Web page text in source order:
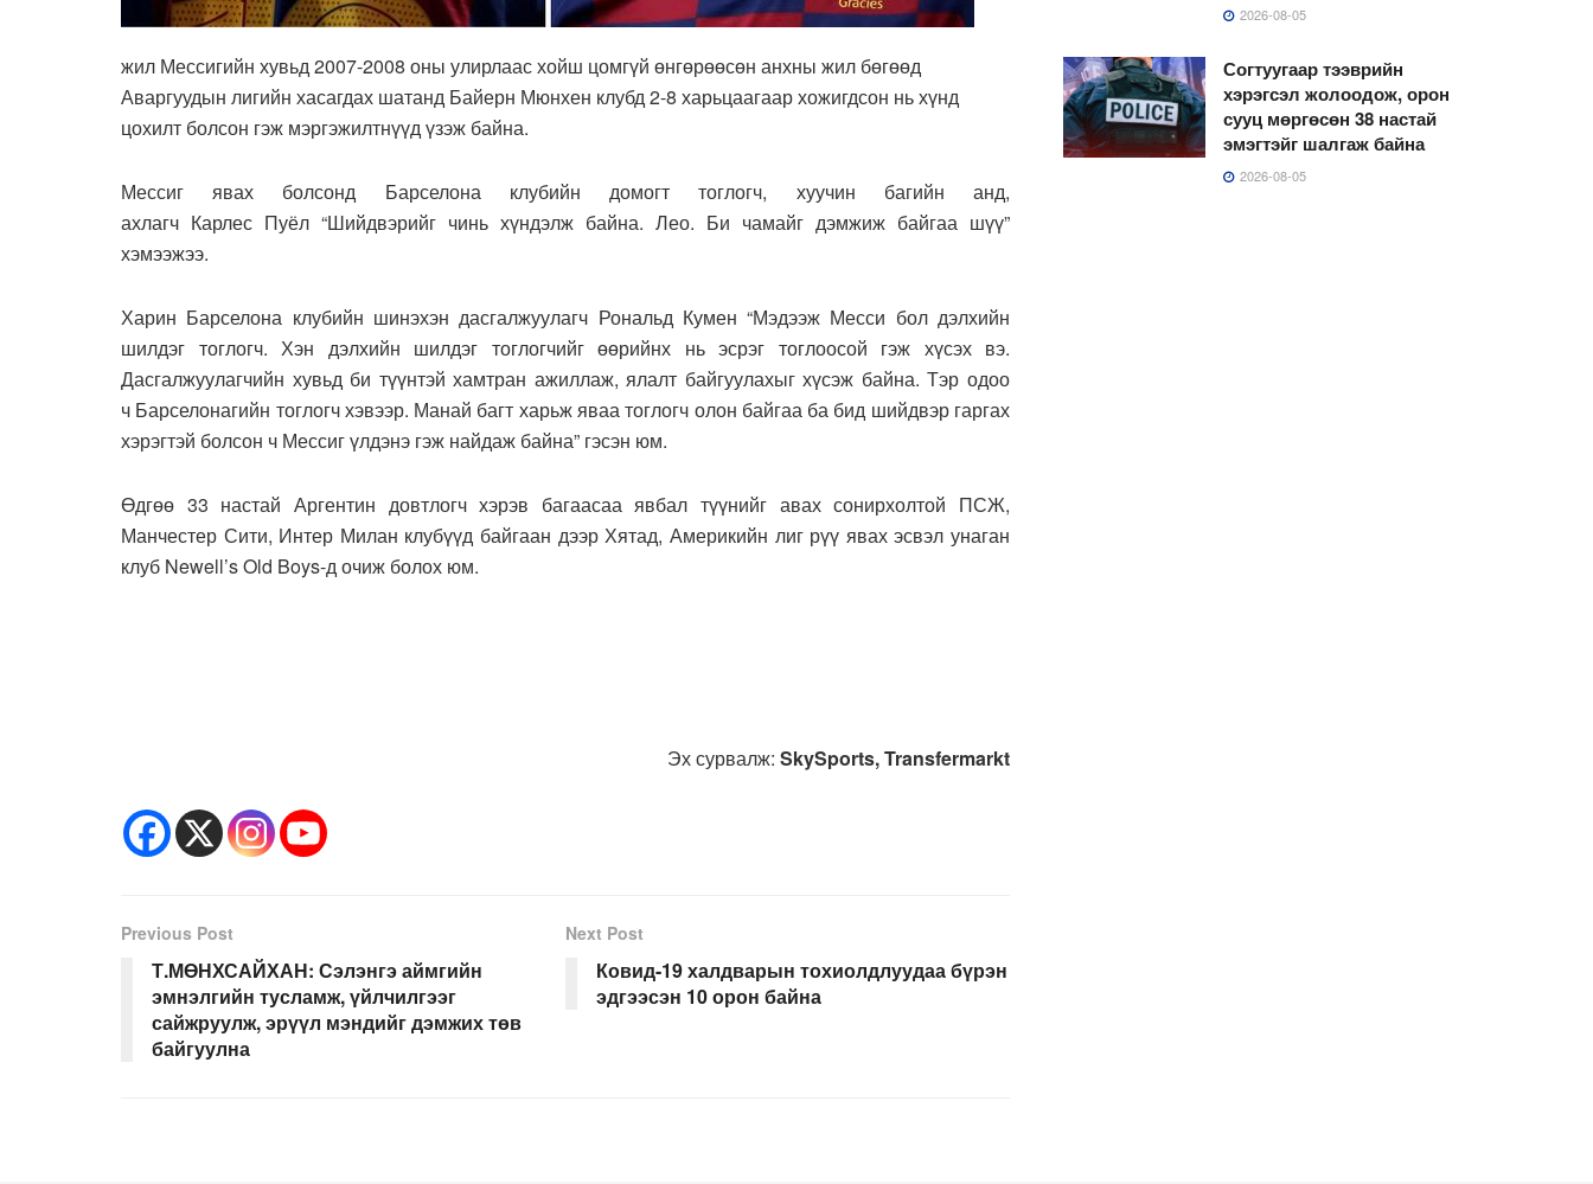
жил Мессигийн хувьд 2007-2008 оны улирлаас хойш цомгүй өнгөрөөсөн анхны жил бөгөөд
Аваргуудын лигийн хасагдах шатанд Байерн Мюнхен клубд 2-8 харьцаагаар хожигдсон нь хүнд
цохилт болсон гэж мэргэжилтнүүд үзэж байна.
Мессиг явах болсонд Барселона клубийн домогт тоглогч, хуучин багийн анд,
ахлагч Карлес Пуёл “Шийдвэрийг чинь хүндэлж байна. Лео. Би чамайг дэмжиж байгаа шүү”
хэмээжээ.
Харин Барселона клубийн шинэхэн дасгалжуулагч Рональд Кумен “Мэдээж Месси бол дэлхийн
шилдэг тоглогч. Хэн дэлхийн шилдэг тоглогчийг өөрийнх нь эсрэг тоглоосой гэж хүсэх вэ.
Дасгалжуулагчийн хувьд би түүнтэй хамтран ажиллаж, ялалт байгуулахыг хүсэж байна. Тэр одоо
ч Барселонагийн тоглогч хэвээр. Манай багт харьж яваа тоглогч олон байгаа ба бид шийдвэр гаргах
хэрэгтэй болсон ч Мессиг үлдэнэ гэж найдаж байна” гэсэн юм.
Өдгөө 33 настай Аргентин довтлогч хэрэв багаасаа явбал түүнийг авах сонирхолтой ПСЖ,
Манчестер Сити, Интер Милан клубүүд байгаан дээр Хятад, Америкийн лиг рүү явах эсвэл унаган
клуб Newell’s Old Boys-д очиж болох юм.
Эх сурвалж: SkySports, Transfermarkt
Previous Post
Т.МӨНХСАЙХАН: Сэлэнгэ аймгийн
эмнэлгийн тусламж, үйлчилгээг
сайжруулж, эрүүл мэндийг дэмжих төв
байгуулна
Next Post
Ковид-19 халдварын тохиолдлуудаа бүрэн
эдгээсэн 10 орон байна
2026-08-05
Согтуугаар тээврийн
хэрэгсэл жолоодож, орон
сууц мөргөсөн 38 настай
эмэгтэйг шалгаж байна
2026-08-05